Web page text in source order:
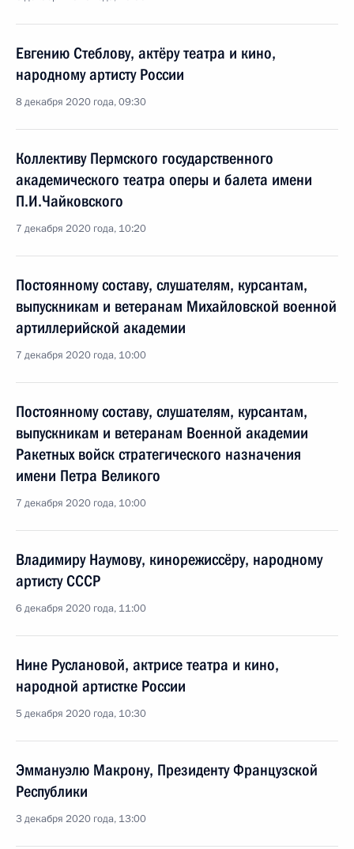
Евгению Стеблову, актёру театра и кино,
народному артисту России
8 декабря 2020 года, 09:30
Коллективу Пермского государственного
академического театра оперы и балета имени
П.И.Чайковского
7 декабря 2020 года, 10:20
Постоянному составу, слушателям, курсантам,
выпускникам и ветеранам Михайловской военной
артиллерийской академии
7 декабря 2020 года, 10:00
Постоянному составу, слушателям, курсантам,
выпускникам и ветеранам Военной академии
Ракетных войск стратегического назначения
имени Петра Великого
7 декабря 2020 года, 10:00
Владимиру Наумову, кинорежиссёру, народному
артисту СССР
6 декабря 2020 года, 11:00
Нине Руслановой, актрисе театра и кино,
народной артистке России
5 декабря 2020 года, 10:30
Эммануэлю Макрону, Президенту Французской
Республики
3 декабря 2020 года, 13:00